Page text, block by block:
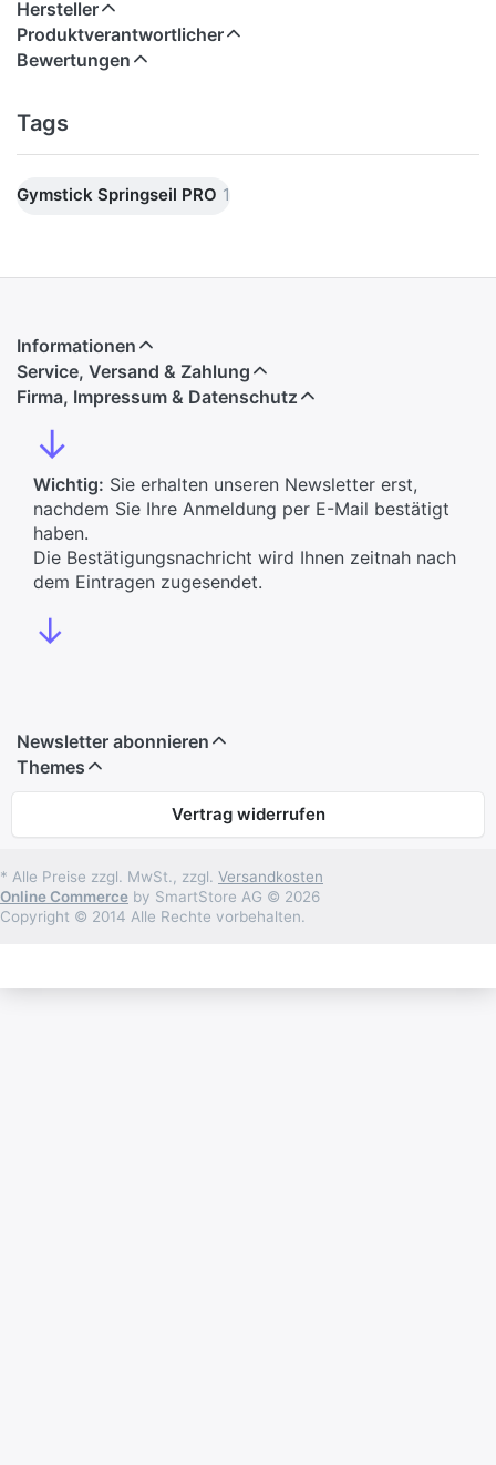
Hersteller
Produktverantwortlicher
Bewertungen
Tags
Gymstick Springseil PRO 1
Informationen
Service, Versand & Zahlung
Firma, Impressum & Datenschutz
↓
Wichtig: Sie erhalten unseren Newsletter erst,
nachdem Sie Ihre Anmeldung per E-Mail bestätigt
haben.
Die Bestätigungsnachricht wird Ihnen zeitnah nach
dem Eintragen zugesendet.
↓
Newsletter abonnieren
Themes
Vertrag widerrufen
* Alle Preise zzgl. MwSt., zzgl. Versandkosten
Online Commerce by SmartStore AG © 2026
Copyright © 2014 Alle Rechte vorbehalten.